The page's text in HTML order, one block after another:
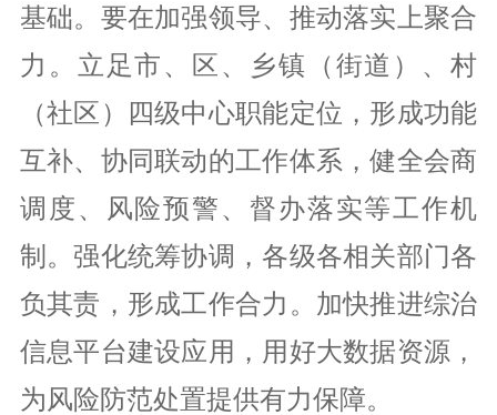
基础。要在加强领导、推动落实上聚合
力。立足市、区、乡镇（街道）、村
（社区）四级中心职能定位，形成功能
互补、协同联动的工作体系，健全会商
调度、风险预警、督办落实等工作机
制。强化统筹协调，各级各相关部门各
负其责，形成工作合力。加快推进综治
信息平台建设应用，用好大数据资源，
为风险防范处置提供有力保障。